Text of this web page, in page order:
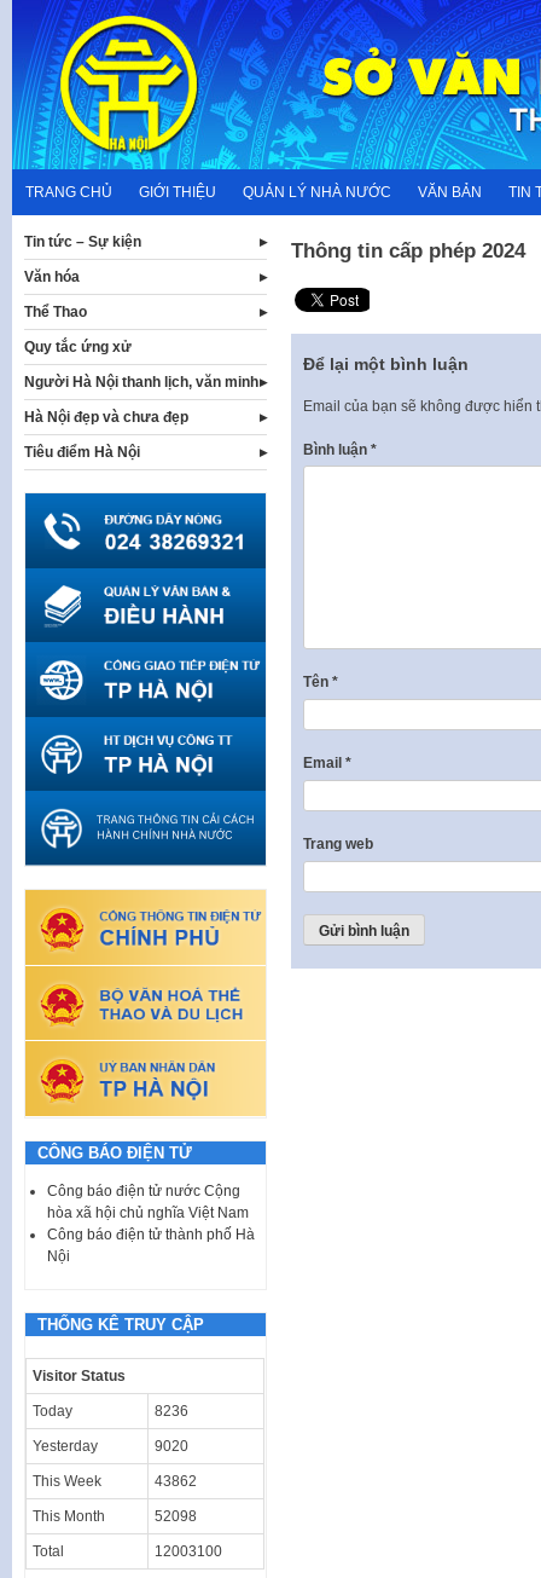
content
TRANG CHỦ GIỚI THIỆU QUẢN LÝ NHÀ NƯỚC VĂN BẢN TIN
Thông tin cấp phép 2024
Để lại một bình luận
Email của bạn sẽ không được hiển
Bình luận *
Tên *
Email *
Trang web
Tin tức – Sự kiện
Văn hóa
Thể Thao
Quy tắc ứng xử
Người Hà Nội thanh lịch, văn minh
Hà Nội đẹp và chưa đẹp
Tiêu điểm Hà Nội
CÔNG BÁO ĐIỆN TỬ
Công báo điện tử nước Cộng
hòa xã hội chủ nghĩa Việt Nam
Công báo điện tử thành phố Hà
Nội
THỐNG KÊ TRUY CẬP
Visitor Status
Today 8236
Yesterday 9020
This Week 43862
This Month 52098
Total 12003100